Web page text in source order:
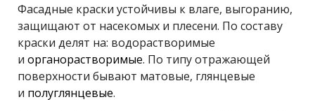
Фасадные краски устойчивы к влаге, выгоранию,
защищают от насекомых и плесени. По составу
краски делят на: водорастворимые
и органорастворимые. По типу отражающей
поверхности бывают матовые, глянцевые
и полуглянцевые.